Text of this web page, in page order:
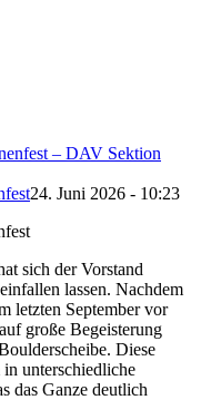
24. Juni 2026 - 10:23
sich der Vorstand
lassen. Nachdem
letzten September vor
große Begeisterung
Diese
unterschiedliche
das Ganze deutlich